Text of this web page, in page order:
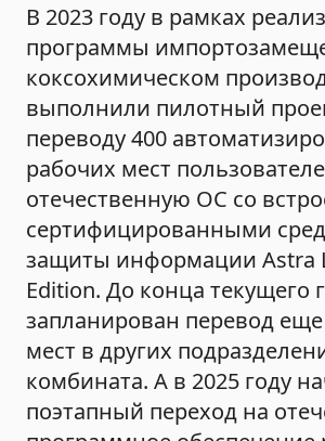
В 2023 году в рамках
программы
коксохимическом
выполнили пилотный
переводу 400
рабочих мест
отечественную ОС со
сертифицированными
защиты информации Astra
Edition. До конца текущего
запланирован перевод
мест в других
комбината. А в 2025 году
поэтапный переход на